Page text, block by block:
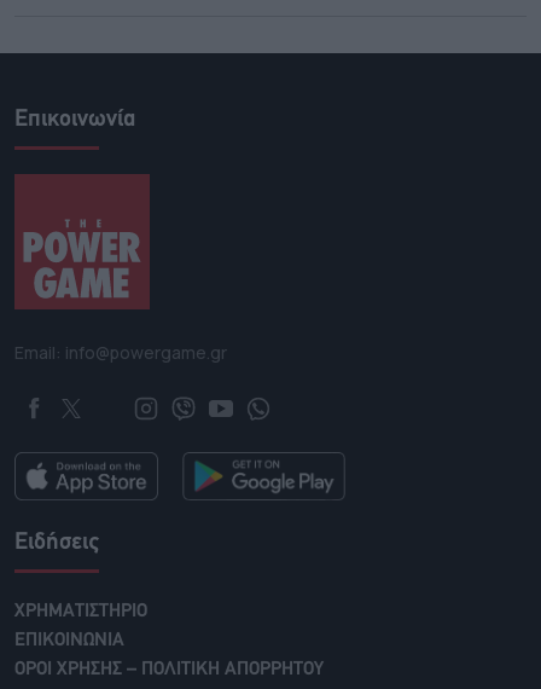
Επικοινωνία
Email: info@powergame.gr
Ειδήσεις
ΧΡΗΜΑΤΙΣΤΗΡΙΟ
ΕΠΙΚΟΙΝΩΝΙΑ
ΟΡΟΙ ΧΡΗΣΗΣ – ΠΟΛΙΤΙΚΗ ΑΠΟΡΡΗΤΟΥ